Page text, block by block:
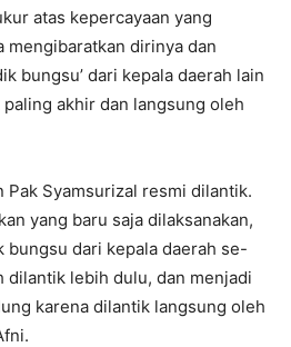
atas kepercayaan yang
mengibaratkan dirinya dan
bungsu’ dari kepala daerah lain
akhir dan langsung oleh
Pak Syamsurizal resmi dilantik.
yang baru saja dilaksanakan,
bungsu dari kepala daerah se-
dilantik lebih dulu, dan menjadi
karena dilantik langsung oleh